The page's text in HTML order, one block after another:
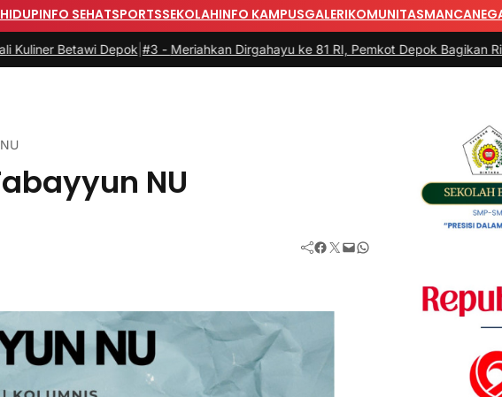
INFO SEHATSPORTSSEKOLAHINFO KAMPUSGALERIKOMUNITAS
Depok |#3 -Meriahkan Dirgahayu ke 81 RI, Pemkot Depok Bagikan Ribuan
NU
Facebook Twitter Mail WhatsApp